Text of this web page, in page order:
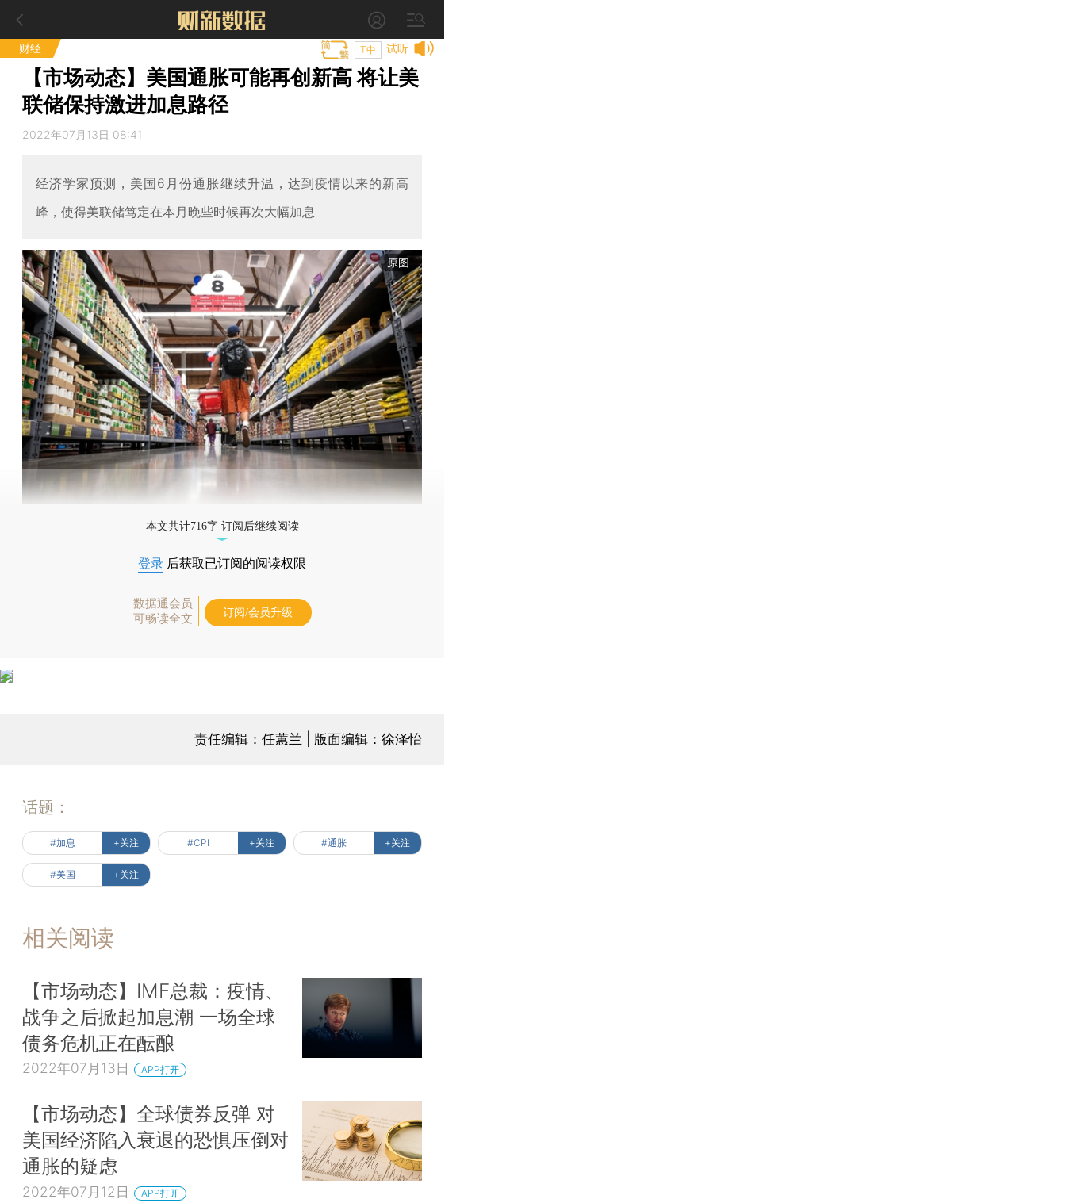
财经 试听
T中
【市场动态】美国通胀可能再创新高 将让美
联储保持激进加息路径
2022年07月13日 08:41
经济学家预测，美国6月份通胀继续升温，达到疫情以来的新高
峰，使得美联储笃定在本月晚些时候再次大幅加息
原图
本文共计716字 订阅后继续阅读
登录 后获取已订阅的阅读权限
数据通会员
可畅读全文
订阅/会员升级
责任编辑：任蕙兰 | 版面编辑：徐泽怡
话题：
#加息 +关注 #CPI +关注 #通胀 +关注
#美国 +关注
相关阅读
【市场动态】IMF总裁：疫情、
战争之后掀起加息潮 一场全球
债务危机正在酝酿
2022年07月13日 APP打开
【市场动态】全球债券反弹 对
美国经济陷入衰退的恐惧压倒对
通胀的疑虑
2022年07月12日 APP打开